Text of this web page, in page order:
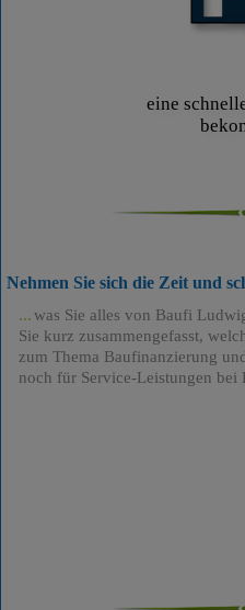
eine
Nehmen Sie sich die Zeit und
was Sie alles von Baufi
Sie kurz zusammengefasst,
zum Thema Baufinanzierung
noch für Service-Leistungen